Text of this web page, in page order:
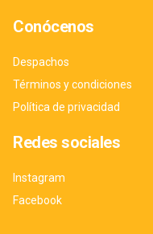
Conócenos
Despachos
Términos y condiciones
Política de privacidad
Redes sociales
Instagram
Facebook